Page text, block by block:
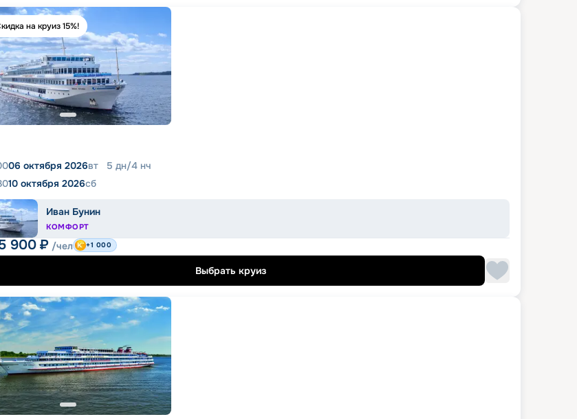
на круиз 15%!
06 октября 2026вт 5 дн/4 нч
10 октября 2026сб
Иван Бунин
КОМФОРТ
900₽ /чел +1 000
Выбрать круиз